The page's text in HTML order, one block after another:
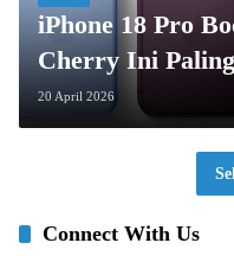
iPhone 18 Pro
Cherry Ini
20 April 2026
Connect With Us